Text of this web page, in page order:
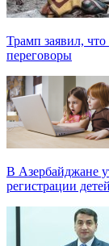
Трамп заявил,
переговоры
В Азербайджане
регистрации